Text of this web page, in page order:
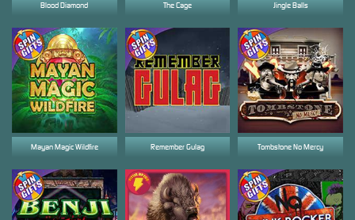
Blood Diamond
Tombstone No Mercy
The Cage
Mayan Magic Wildfire
Jingle Balls
Remember Gulag